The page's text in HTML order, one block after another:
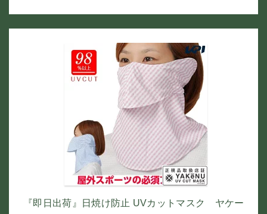
『即日出荷』日焼け防止 UVカットマスク ヤケー